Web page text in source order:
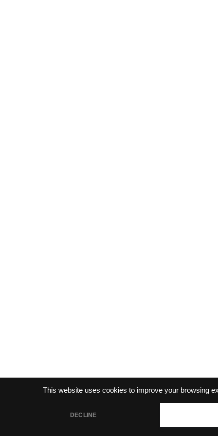
This website uses cookies to improve your browsing
DECLINE